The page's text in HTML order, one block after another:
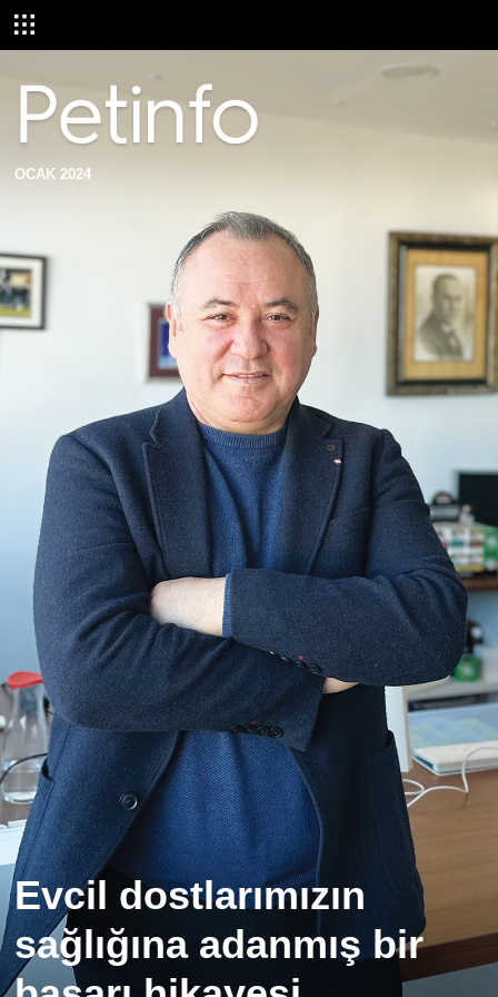
OCAK 2024
Evcil dostlarımızın
sağlığına adanmış bir